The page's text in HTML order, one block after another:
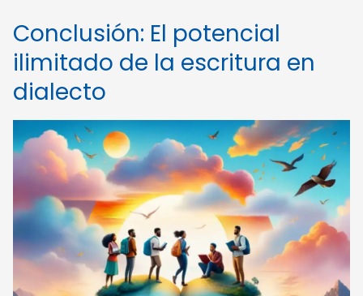
Conclusión: El potencial
ilimitado de la escritura en
dialecto